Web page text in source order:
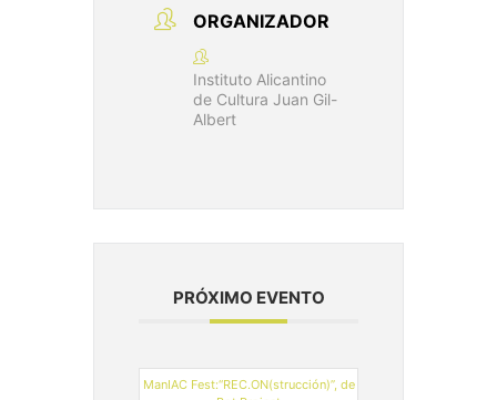
ORGANIZADOR
Instituto Alicantino
de Cultura Juan Gil-
Albert
PRÓXIMO EVENTO
ManIAC Fest:“REC.ON(strucción)”, de